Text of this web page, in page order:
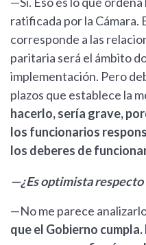
ratificada por la Cámara.
corresponde a las
paritaria será el ámbito
implementación. Pero
plazos que establece la
hacerlo, sería grave,
los funcionarios
los deberes de
—¿Es optimista respecto
—No me parece
que el Gobierno